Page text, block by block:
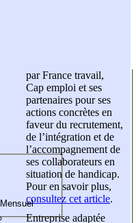
par France travail,
Cap emploi et ses
partenaires pour ses
actions concrètes en
faveur du recrutement,
de l’intégration et de
l’accompagnement de
ses collaborateurs en
situation de handicap.
Pour en savoir plus,
consultez cet article.
Entreprise adaptée